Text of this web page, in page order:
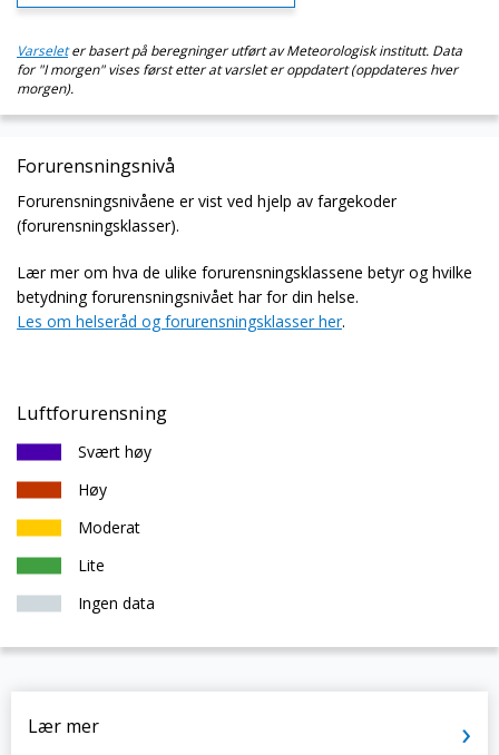
Varseleter basert på beregninger utført av Meteorologisk institutt. Data
for "I morgen" vises først etter at varslet er oppdatert (oppdateres hver
morgen).
Forurensningsnivå
Forurensningsnivåene er vist ved hjelp av fargekoder
(forurensningsklasser).
Lær mer om hva de ulike forurensningsklassene betyr og hvilke
betydning forurensningsnivået har for din helse.
Les om helseråd og forurensningsklasser her.
Luftforurensning
Svært høy
Høy
Moderat
Lite
Ingen data
Lær mer